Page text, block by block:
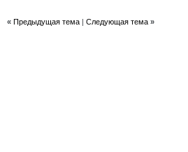
« Предыдущая тема| Следующая тема »